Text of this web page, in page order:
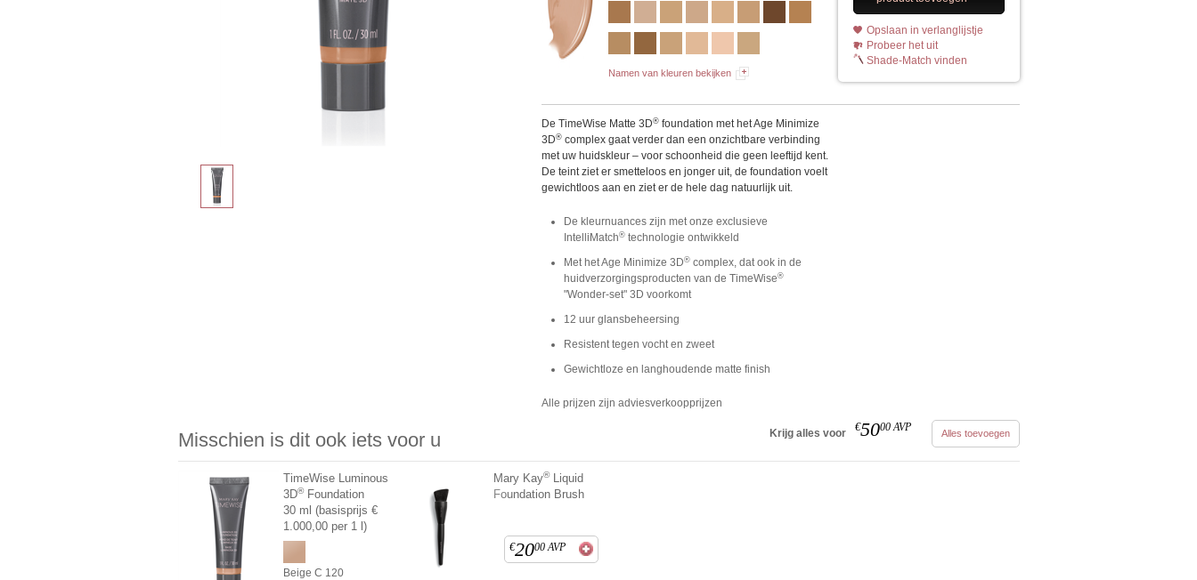
Namen van kleuren bekijken
Opslaan in verlanglijstje
Probeer het uit
Shade-Match vinden
De TimeWise Matte 3D® foundation met het Age Minimize
3D® complex gaat verder dan een onzichtbare verbinding
met uw huidskleur – voor schoonheid die geen leeftijd kent.
De teint ziet er smetteloos en jonger uit, de foundation voelt
gewichtloos aan en ziet er de hele dag natuurlijk uit.
De kleurnuances zijn met onze exclusieve
IntelliMatch® technologie ontwikkeld
Met het Age Minimize 3D® complex, dat ook in de
huidverzorgingsproducten van de TimeWise®
"Wonder-set" 3D voorkomt
12 uur glansbeheersing
Resistent tegen vocht en zweet
Gewichtloze en langhoudende matte finish
Alle prijzen zijn adviesverkoopprijzen
Misschien is dit ook iets voor u Krijg alles voor €5000 AVP Alles toevoegen
TimeWise Luminous
3D®Foundation
30 ml (basisprijs €
1.000,00 per 1 l)
Beige C 120
Mary Kay®Liquid
Foundation Brush
€2000 AVP